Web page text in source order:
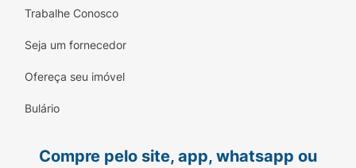
Trabalhe Conosco
Seja um fornecedor
Ofereça seu imóvel
Bulário
Compre pelo site, app, whatsapp ou